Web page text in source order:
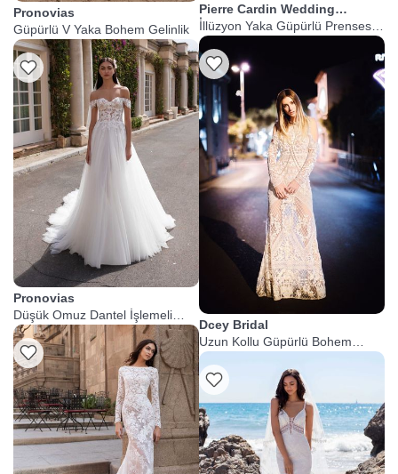
Pronovias
Güpürlü V Yaka Bohem Gelinlik
Pronovias
Düşük Omuz Dantel İşlemeli
Helen Gelinlik
Pierre Cardin Wedding
İstanbul
İllüzyon Yaka Güpürlü Prenses
Gelinlik
Dcey Bridal
Uzun Kollu Güpürlü Bohem
Gelinlik